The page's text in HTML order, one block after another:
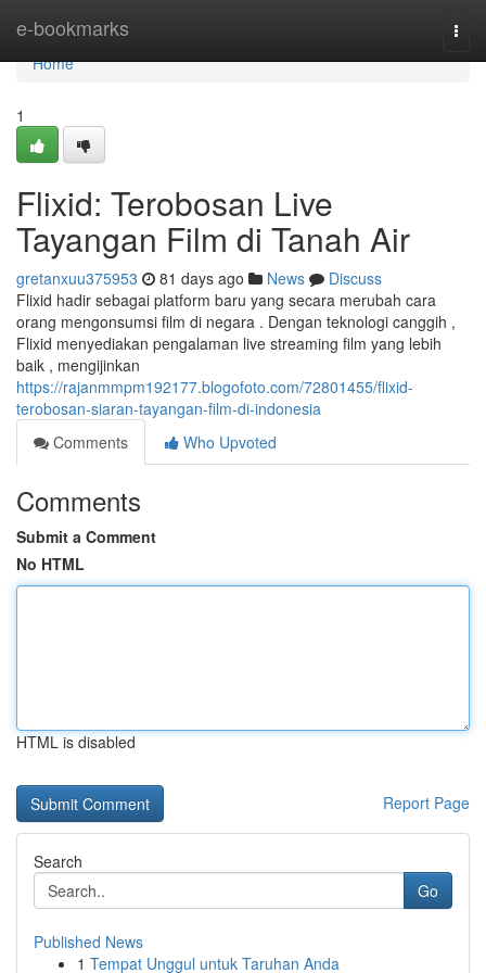
e-bookmarks
Home
Home
1
Flixid: Terobosan Live
Tayangan Film di Tanah Air
gretanxuu375953 81 days ago News
Discuss
Flixid hadir sebagai platform baru yang secara merubah cara
orang mengonsumsi film di negara . Dengan teknologi canggih ,
Flixid menyediakan pengalaman live streaming film yang lebih
baik , mengijinkan
https://rajanmmpm192177.blogofoto.com/72801455/flixid-
terobosan-siaran-tayangan-film-di-indonesia
Comments
Who Upvoted
Comments
Submit a Comment
No HTML
HTML is disabled
Report Page
Search
Go
Published News
1 Tempat Unggul untuk Taruhan Anda